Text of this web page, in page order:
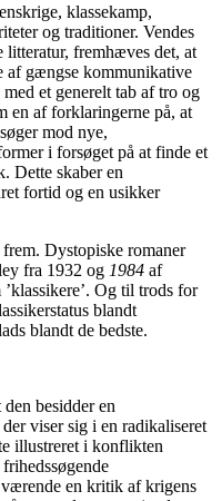
klassekamp,
og traditioner. Vendes
litteratur, fremhæves det, at
af gængse kommunikative
et generelt tab af tro og
en af forklaringerne på, at
mod nye,
i forsøget på at finde et
Dette skaber en
fortid og en usikker
Dystopiske romaner
fra 1932 og 1984 af
Og til trods for
blandt
blandt de bedste.
besidder en
viser sig i en radikaliseret
illustreret i konflikten
en kritik af krigens